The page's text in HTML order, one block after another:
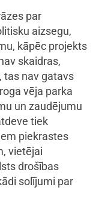
par
aizsegu,
kāpēc projekts
skaidras,
tas nav gatavs
vēja parka
un zaudējumu
tiek
piekrastes
vietējai
drošības
solījumi par